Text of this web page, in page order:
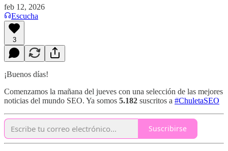
feb 12, 2026
Escucha
3
¡Buenos días!
Comenzamos la mañana del jueves con una selección de las mejores
noticias del mundo SEO. Ya somos 5.182 suscritos a #ChuletaSEO
Suscribirse